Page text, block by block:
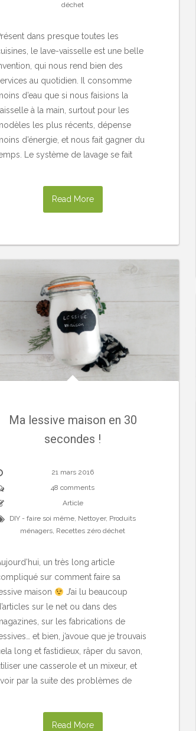
déchet
dans presque toutes les
le lave-vaisselle est une belle
qui nous rend bien des
au quotidien. Il consomme
d’eau que si nous faisions la
à la main, surtout pour les
les plus récents, dépense
d’énergie, et nous fait gagner du
Le système de lavage se fait
Read More
Ma lessive maison en 30
secondes !
21 mars 2016
48 comments
Article
DIY - faire soi même, Nettoyer, Produits
ménagers, Recettes zéro déchet
un très long article
sur comment faire sa
maison
J’ai lu beaucoup
sur le net ou dans des
sur les fabrications de
et bien, j’avoue que je trouvais
long et fastidieux, râper du savon,
une casserole et un mixeur, et
par la suite des problèmes de
Read More